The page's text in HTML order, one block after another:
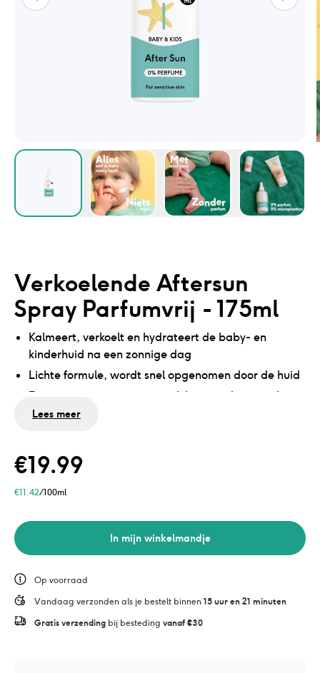
Verkoelende Aftersun
Spray Parfumvrij - 175ml
Kalmeert, verkoelt en hydrateert de baby- en
kinderhuid na een zonnige dag
Lichte formule, wordt snel opgenomen door de huid
Extra verzorging met natuurlijke ingrediënten als
aloë vera en plantaardige glycerine
Lees meer
€19.99
€11.42/100ml
In mijn winkelmandje
Op voorraad
Vandaag verzonden als je bestelt binnen 15 uur en 21 minuten
Gratis verzending bij besteding vanaf €30